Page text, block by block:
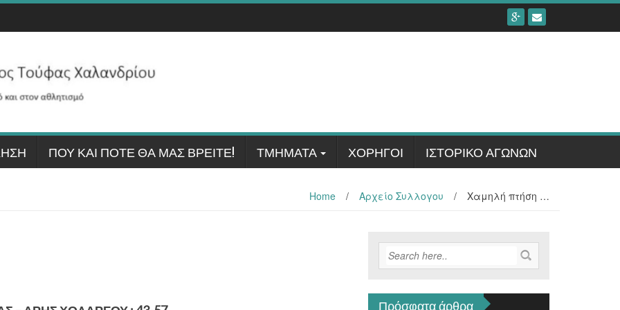
ΠΟΎ ΚΑΙ ΠΌΤΕ ΘΑ ΜΑΣ ΒΡΕΊΤΕ! ΤΜΉΜΑΤΑ ΧΟΡΗΓΟΊ ΙΣΤΟΡΙΚΟ ΑΓΩΝΩΝ
Home / Αρχείο Συλλογου / Χαμηλή πτήση …
Πρόσφατα άρθρα